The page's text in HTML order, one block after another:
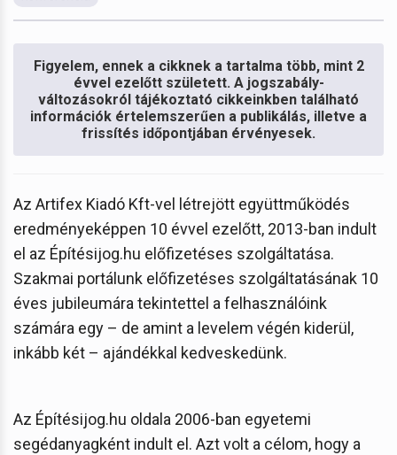
Figyelem, ennek a cikknek a tartalma több, mint 2
évvel ezelőtt született. A jogszabály-
változásokról tájékoztató cikkeinkben található
információk értelemszerűen a publikálás, illetve a
frissítés időpontjában érvényesek.
Az Artifex Kiadó Kft-vel létrejött együttműködés
eredményeképpen 10 évvel ezelőtt, 2013-ban indult
el az Építésijog.hu előfizetéses szolgáltatása.
Szakmai portálunk előfizetéses szolgáltatásának 10
éves jubileumára tekintettel a felhasználóink
számára egy – de amint a levelem végén kiderül,
inkább két – ajándékkal kedveskedünk.
Az Építésijog.hu oldala 2006-ban egyetemi
segédanyagként indult el. Azt volt a célom, hogy a